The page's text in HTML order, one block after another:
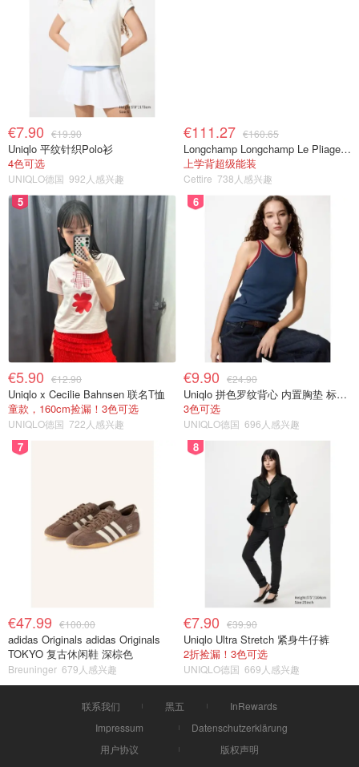
€7.90 €19.90
Uniqlo 平纹针织Polo衫
4色可选
UNIQLO德国 992人感兴趣
€111.27 €160.65
Longchamp Longchamp Le Pliage 大号手提包
上学背超级能装
Cettire 738人感兴趣
5
€5.90 €12.90
Uniqlo x Cecilie Bahnsen 联名T恤
童款，160cm捡漏！3色可选
UNIQLO德国 722人感兴趣
6
€9.90 €24.90
Uniqlo 拼色罗纹背心 内置胸垫 标准款
3色可选
UNIQLO德国 696人感兴趣
7
€47.99 €100.00
adidas Originals adidas Originals
TOKYO 复古休闲鞋 深棕色
Breuninger 679人感兴趣
8
€7.90 €39.90
Uniqlo Ultra Stretch 紧身牛仔裤
2折捡漏！3色可选
UNIQLO德国 669人感兴趣
联系我们 黑五
InRewards
Impressum
Datenschutzerklärung
用户协议
版权声明